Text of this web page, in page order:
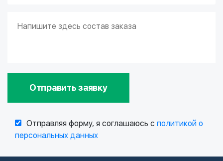
Отправить заявку
Отправляя форму, я соглашаюсь с политикой о
персональных данных